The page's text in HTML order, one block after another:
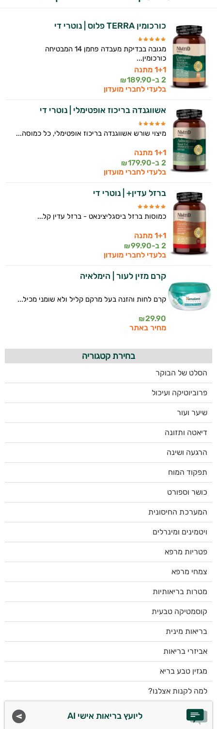
כורכומין TERRA פלוס | נוטרי די
מגובה בבדיקת מעבדה פחמן 14 המבטיחה
כורכומין...
1+1 מתנה
2 ב-
189.90
₪
בלעדי לחברי מועדון
אשווגנדה בריכוז אופטימלי | נוטרי די
מיצוי שורש אשווגנדה בריכוז אופטימלי, כל כמוסה...
1+1 מתנה
2 ב-
179.90
₪
בלעדי לחברי מועדון
ברזל עדין+ | נוטרי די
כמוסות ברזל ביסגליצינאט - ברזל עדין קל...
1+1 מתנה
2 ב-
99.90
₪
בלעדי לחברי מועדון
קרם מזין לעור | הימלאיה
קרם לחות והזנה בעל מרקם קליל ולא שומני מכיל...
29.90
₪
מחיר באתר
בחירת קטגוריה
הסלט של הבוקר
פרוביוטיקה ועיכול
שיער ועור
דיאטה ותזונה
הרגעה ושינה
תפקוד המוח
כושר וספורט
המערכת החיסונית
ויטמינים ומינרלים
פטריות מרפא
צמחי מרפא
מטרות בריאותיות
קוסמטיקה טבעית
בריאות מינית
אביזרי בריאות
מגזין טבע בריא
למה לקנות אצלנו?
ליועץ בריאות אישי AI
התזונה ומוצרי הבריאות המדויקים למטרות
עובדים יחד כדי למקסם תוצאות גם בחיי היום
יום וגם בתחום הכושר והספורט.
המטרה שלי היא להתאים עבורך המלצות
אישיות מבוססות מדעית.
זה הזמן להתחיל. איך אוכל לעזור?